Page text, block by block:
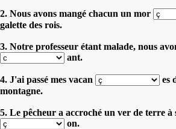
2. Nous avons mangé chacun un mor
galette des rois.
3. Notre professeur étant malade, nous
ant.
4. J'ai passé mes vacan
es
montagne.
5. Le pêcheur a accroché un ver de terre à
on.